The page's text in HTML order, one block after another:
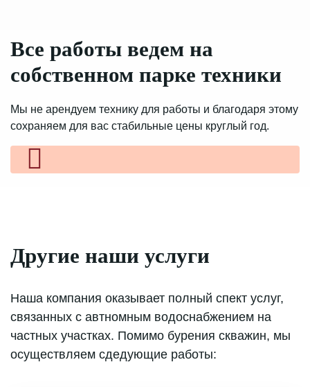
Все работы ведем на
собственном парке техники
Мы не арендуем технику для работы и благодаря этому
сохраняем для вас стабильные цены круглый год.
Другие наши услуги
Наша компания оказывает полный спект услуг,
связанных с автномным водоснабжением на
частных участках. Помимо бурения скважин, мы
осуществляем сдедующие работы: